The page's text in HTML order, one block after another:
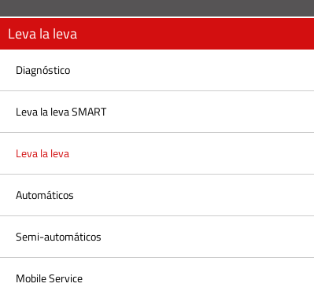
Leva la leva
Diagnóstico
Leva la leva SMART
Leva la leva
Automáticos
Semi-automáticos
Mobile Service